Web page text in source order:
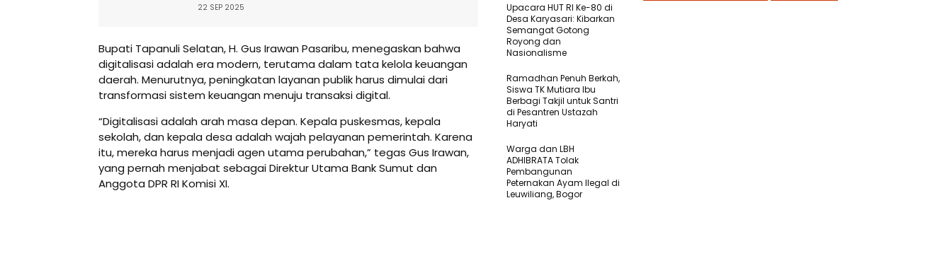
22 SEP 2025
Bupati Tapanuli Selatan, H. Gus Irawan Pasaribu, menegaskan bahwa
digitalisasi adalah era modern, terutama dalam tata kelola keuangan
daerah. Menurutnya, peningkatan layanan publik harus dimulai dari
transformasi sistem keuangan menuju transaksi digital.
“Digitalisasi adalah arah masa depan. Kepala puskesmas, kepala
sekolah, dan kepala desa adalah wajah pelayanan pemerintah. Karena
itu, mereka harus menjadi agen utama perubahan,” tegas Gus Irawan,
yang pernah menjabat sebagai Direktur Utama Bank Sumut dan
Anggota DPR RI Komisi XI.
Upacara HUT RI Ke-80 di
Desa Karyasari: Kibarkan
Semangat Gotong
Royong dan
Nasionalisme
Ramadhan Penuh Berkah,
Siswa TK Mutiara Ibu
Berbagi Takjil untuk Santri
di Pesantren Ustazah
Haryati
Warga dan LBH
ADHIBRATA Tolak
Pembangunan
Peternakan Ayam Ilegal di
Leuwiliang, Bogor